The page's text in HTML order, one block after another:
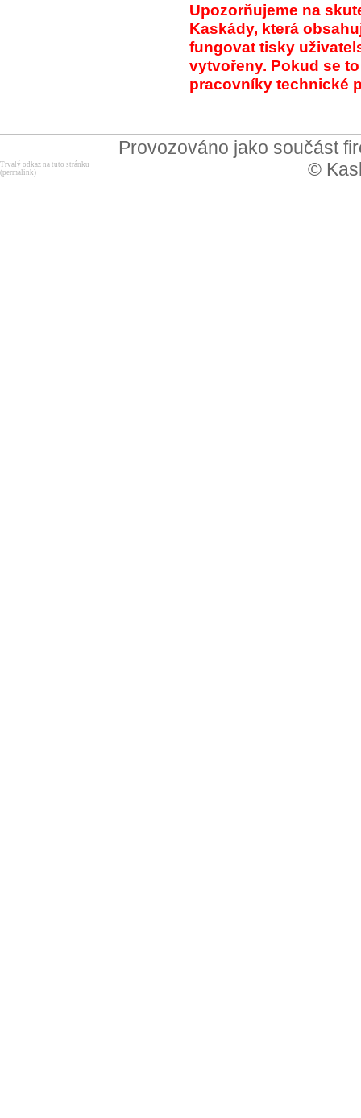
Upozorňujeme na
Kaskády, která
fungovat tisky
vytvořeny. Pokud se
pracovníky technické
Provozováno jako součást
©
Trvalý odkaz na tuto stránku
(permalink)